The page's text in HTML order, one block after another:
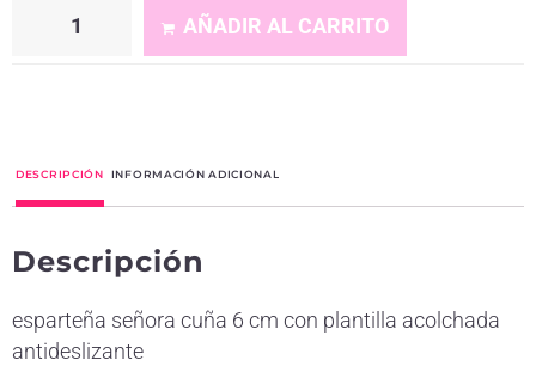
AÑADIR AL CARRITO
e
n
t
DESCRIPCIÓN INFORMACIÓN ADICIONAL
Descripción
esparteña señora cuña 6 cm con plantilla acolchada
antideslizante